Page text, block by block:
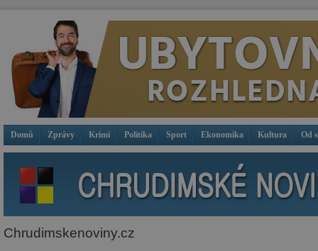
Domů Zprávy Krimi Politika Sport Ekonomika Kultura Od
Chrudimskenoviny.cz